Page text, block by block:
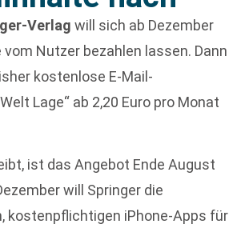
Verlag will sich ab Dezember
Nutzer bezahlen lassen. Dann
kostenlose E-Mail-
Lage“ ab 2,20 Euro pro Monat
ist das Angebot Ende August
will Springer die
kostenpflichtigen iPhone-Apps für